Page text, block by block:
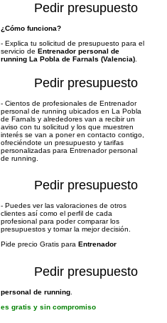
Pedir presupuesto
Pedir presupuesto
Pedir presupuesto
Pedir presupuesto
¿Cómo funciona?
- Explica tu solicitud de presupuesto para el
servicio de Entrenador personal de
running La Pobla de Farnals (Valencia)
- Cientos de profesionales de Entrenador
personal de running ubicados en La Pobla
de Farnals y alrededores van a recibir un
aviso con tu solicitud y los que muestren
interés se van a poner en contacto contigo,
ofreciéndote un presupuesto y tarifas
personalizadas para Entrenador personal
de running.
- Puedes ver las valoraciones de otros
clientes así como el perfil de cada
profesional para poder comparar los
presupuestos y tomar la mejor decisión.
Pide precio Gratis para Entrenador
personal de running
es gratis y sin compromiso